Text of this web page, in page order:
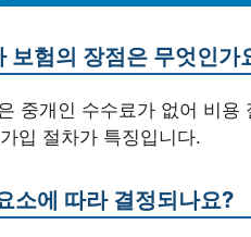
보험의 장점은 무엇인가
중개인 수수료가 없어 비
입 절차가 특징입니다.
소에 따라 결정되나요?